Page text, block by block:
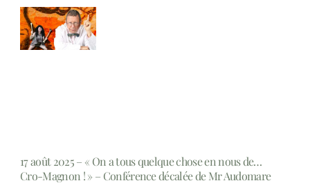
17 août 2025 – « On a tous quelque chose en nous de…
Cro-Magnon ! » – Conférence décalée de Mr Audomare